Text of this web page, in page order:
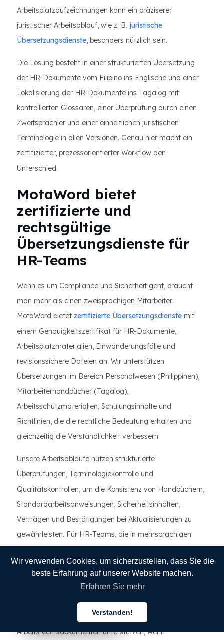
Wir verwenden Cookies, um sicherzustellen, dass Sie die
beste Erfahrung auf unserer Website machen.
Erfahren Sie mehr
Verstanden!
Arbeitsplatzaufzeichnungen kann ein präziserer
juristischer Arbeitsablauf, wie z. B. juristische
Übersetzungsdienste, besonders nützlich sein.
Die Lösung besteht in einer strukturierten Übersetzung
der HR-Dokumente vom Filipino ins Englische und einer
Lokalisierung der HR-Dokumente ins Tagalog mit
kontrollierten Glossaren, einer Überprüfung durch einen
Zweitsprachler und einer einheitlichen juristischen
Terminologie in allen Versionen. Genau hier macht ein
zertifizierter, prozessorientierter Workflow den
Unterschied.
MotaWord bietet
zertifizierte und
rechtsgültige
Übersetzungsdienste für
HR-Teams
Wenn es um Compliance und Sicherheit geht, braucht
man mehr als einen zweisprachigen Mitarbeiter.
MotaWord bietet zertifizierte Übersetzungsdienste mit
einem Genauigkeitszertifikat für HR-Dokumente,
Arbeitsplatzmaterialien, Einwanderungsfälle und
revisionssichere Dateien an. Wir unterstützen
Übersetzungen im Bereich Personalwesen (Philippinen),
Mitarbeiterhandbücher (Tagalog),
Arbeitsschutzmaterialien, Schulungsinhalte und
Richtlinien, die die rechtliche Bedeutung erhalten und
gleichzeitig die Verständlichkeit verbessern.
Unsere Arbeitsabläufe nutzen strukturierte
Überprüfungen, Terminologiekontrolle und
Qualitätskontrollen, um die Konsistenz von Handbüchern,
Standardarbeitsanweisungen, Sicherheitsinhalten,
Verträgen und Bestätigungen bei Aktualisierungen zu
gewährleisten. Für HR-Teams, die in mehrsprachigen
Kommunikation von Richtlinien stabiler und leichter
verteidigungsfähig zu gestalten, wenn Fragen
Wir können Sie auch bei der Erstellung von
Arbeitsrechtsdokumenten unterstützen, wenn
Deutsch
Deutsch
Deutsch